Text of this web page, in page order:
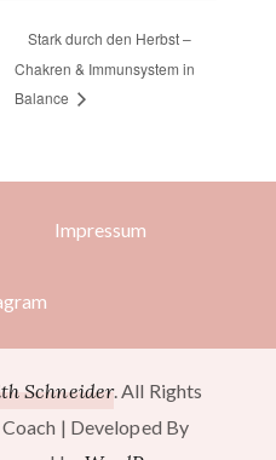
Stark durch den Herbst –
Chakren & Immunsystem in
Balance
Impressum
Schneider. All Rights
| Developed By